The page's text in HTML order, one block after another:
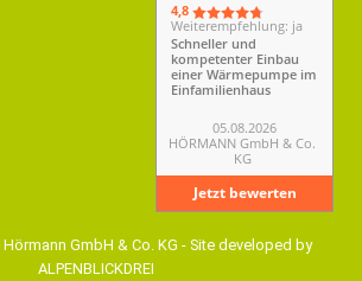
4,8
Weiterempfehlung: ja
Schneller und
kompetenter Einbau
einer Wärmepumpe im
Einfamilienhaus
05.08.2026
HÖRMANN GmbH & Co.
KG
Jetzt bewerten
GmbH & Co. KG - Site developed by
ALPENBLICKDREI